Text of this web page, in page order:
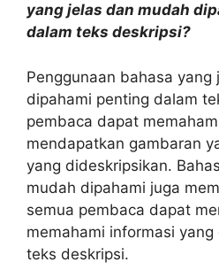
yang jelas dan mudah
dalam teks deskripsi?
Penggunaan bahasa yang
dipahami penting dalam
pembaca dapat
mendapatkan gambaran
yang dideskripsikan.
mudah dipahami juga
semua pembaca dapat
memahami informasi
teks deskripsi.